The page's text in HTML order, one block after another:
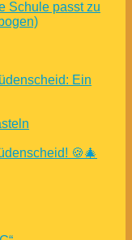
Schule passt zu
Ein
🍪🎄